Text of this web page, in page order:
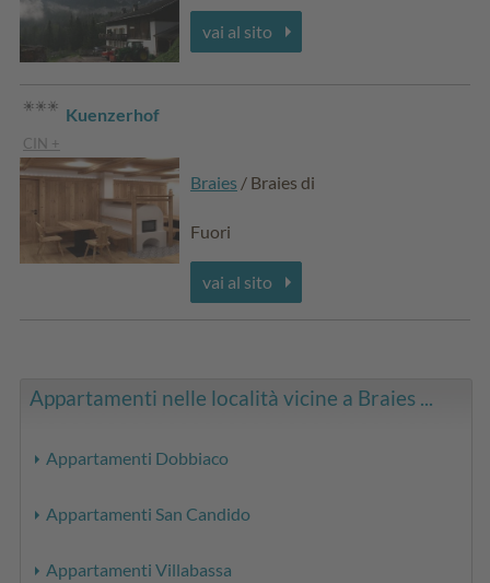
vai al sito
Kuenzerhof
CIN +
Braies / Braies di
Fuori
vai al sito
Appartamenti nelle località vicine a Braies ...
Appartamenti Dobbiaco
Appartamenti San Candido
Appartamenti Villabassa